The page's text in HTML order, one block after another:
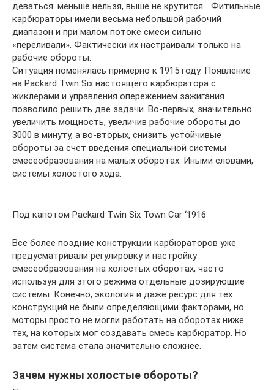
деваться: меньше нельзя, выше не крутится… Фитильные
карбюраторы имели весьма небольшой рабочий
диапазон и при малом потоке смеси сильно
«переливали». Фактически их настраивали только на
рабочие обороты.
Ситуация поменялась примерно к 1915 году. Появление
на Packard Twin Six настоящего карбюратора с
жиклерами и управления опережением зажигания
позволило решить две задачи. Во-первых, значительно
увеличить мощность, увеличив рабочие обороты до
3000 в минуту, а во-вторых, снизить устойчивые
обороты за счет введения специальной системы
смесеобразования на малых оборотах. Иными словами,
системы холостого хода.
Под капотом Packard Twin Six Town Car ‘1916
Все более поздние конструкции карбюраторов уже
предусматривали регулировку и настройку
смесеобразования на холостых оборотах, часто
используя для этого режима отдельные дозирующие
системы. Конечно, экология и даже ресурс для тех
конструкций не были определяющими факторами, но
моторы просто не могли работать на оборотах ниже
тех, на которых мог создавать смесь карбюратор. Но
затем система стала значительно сложнее.
Зачем нужны холостые обороты?